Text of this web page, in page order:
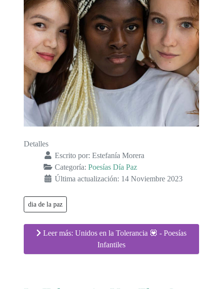
Detalles
Escrito por: Estefanía Morera
Categoría: Poesías Día Paz
Última actualización: 14 Noviembre 2023
dia de la paz
Leer más: Unidos en la Tolerancia 💟 - Poesías
Infantiles